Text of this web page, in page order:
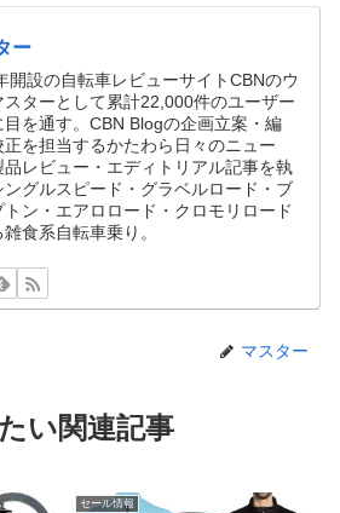
ー
開設の自転車レビューサイトCBNのウ
スターとして累計22,000件のユーザー
目を通す。CBN Blogの企画立案・編
正を担当するかたわら日々のニュー
品レビュー・エディトリアル記事を執
ングルスピード・グラベルロード・ブ
トン・エアロロード・クロモリロード
食系自転車乗り。
マスター
い関連記事
セール情報